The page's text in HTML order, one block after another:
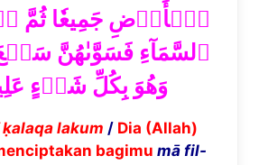
ٱلۡأَرۡضِ جَمِيعٗا ثُمَّ
ٱلسَّمَآءِ فَسَوَّىٰهُنَّ
وَهُوَ بِكُلِّ شَيۡءٍ
ḳalaqa lakum / Dia (Allah)
bagimu māfil-